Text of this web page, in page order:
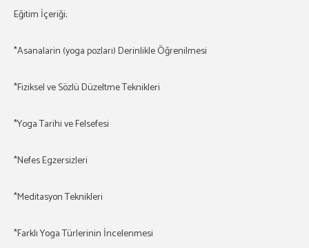
Eğitim İçeriği;
*Asanalarin (yoga pozları) Derinlikle Öğrenilmesi
*Fiziksel ve Sözlü Düzeltme Teknikleri
*Yoga Tarihi ve Felsefesi
*Nefes Egzersizleri
*Meditasyon Teknikleri
*Farklı Yoga Türlerinin İncelenmesi